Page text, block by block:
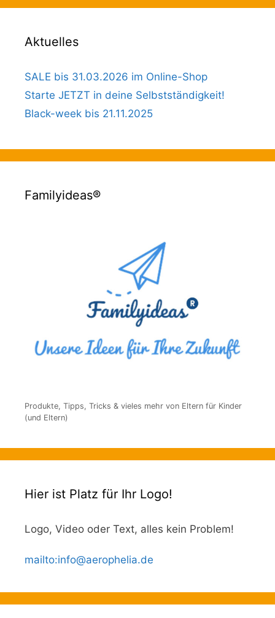
Aktuelles
SALE bis 31.03.2026 im Online-Shop
Starte JETZT in deine Selbstständigkeit!
Black-week bis 21.11.2025
Familyideas®
Produkte, Tipps, Tricks & vieles mehr von Eltern für Kinder
(und Eltern)
Hier ist Platz für Ihr Logo!
Logo, Video oder Text, alles kein Problem!
mailto:info@aerophelia.de